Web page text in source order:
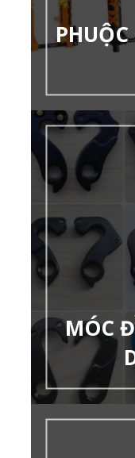
MÓC